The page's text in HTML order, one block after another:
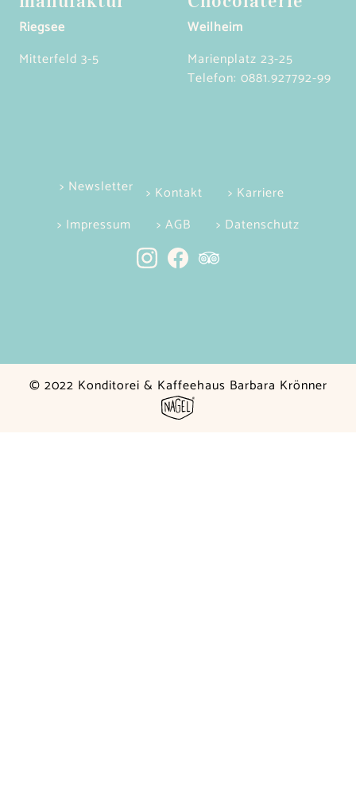
Riegsee
Mitterfeld 3-5
Weilheim
Marienplatz 23-25
Telefon: 0881.927792-99
> Newsletter > Kontakt
> Karriere
> Impressum
> AGB > Datenschutz
© 2022 Konditorei & Kaffeehaus Barbara Krönner